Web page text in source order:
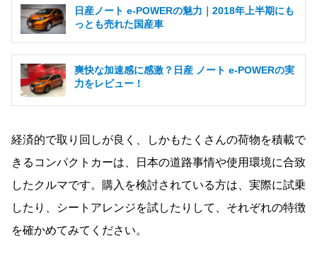
日産ノート e-POWERの魅力｜2018年上半期にも
っとも売れた国産車
爽快な加速感に感激？日産 ノート e-POWERの実
力をレビュー！
経済的で取り回しが良く、しかもたくさんの荷物を積載で
きるコンパクトカーは、日本の道路事情や使用環境に合致
したクルマです。購入を検討されている方は、実際に試乗
したり、シートアレンジを試したりして、それぞれの特徴
を確かめてみてください。